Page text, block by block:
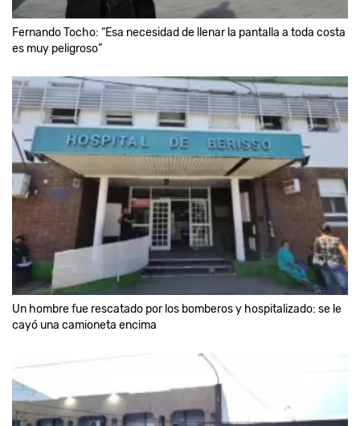
Fernando Tocho: “Esa necesidad de llenar la pantalla a toda costa
es muy peligroso”
Un hombre fue rescatado por los bomberos y hospitalizado: se le
cayó una camioneta encima